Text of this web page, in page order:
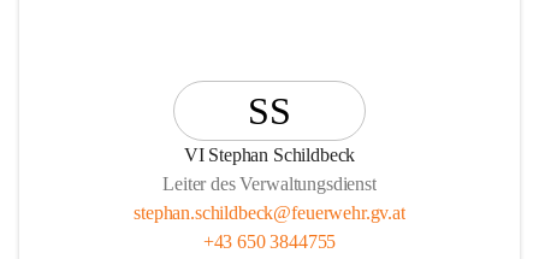
SS
VI Stephan Schildbeck
Leiter des Verwaltungsdienst
stephan.schildbeck@feuerwehr.gv.at
+43 650 3844755